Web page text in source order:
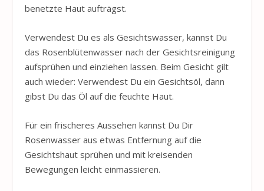
benetzte Haut aufträgst.
Verwendest Du es als Gesichtswasser, kannst Du
das Rosenblütenwasser nach der Gesichtsreinigung
aufsprühen und einziehen lassen. Beim Gesicht gilt
auch wieder: Verwendest Du ein Gesichtsöl, dann
gibst Du das Öl auf die feuchte Haut.
Für ein frischeres Aussehen kannst Du Dir
Rosenwasser aus etwas Entfernung auf die
Gesichtshaut sprühen und mit kreisenden
Bewegungen leicht einmassieren.